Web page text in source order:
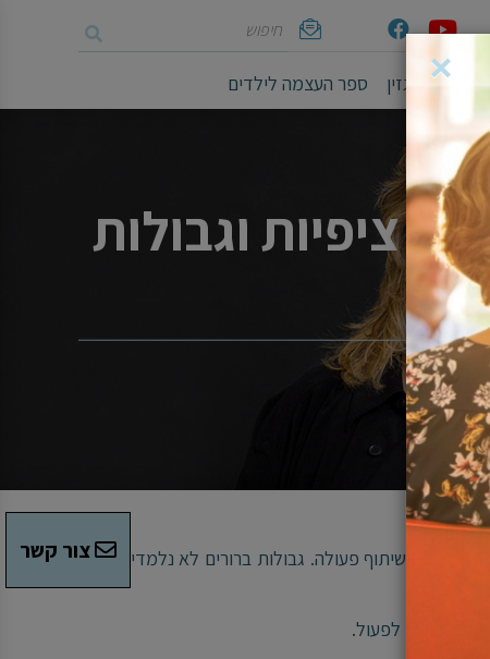
אימייל FacebookYoutube
מגזין ספר העצמה לילדים
ציפיות וגבולות
יותר ולשיתוף פעולה. גבולות ברורים לא נלמדים ברגע
מצופה מהם לפעול.
צור קשר
×